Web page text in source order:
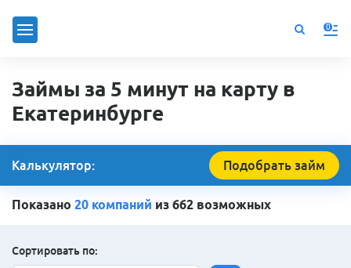
0
Займы за 5 минут на карту в
Екатеринбурге
Калькулятор: Подобрать займ
Показано 20 компаний из 662 возможных
Сортировать по: